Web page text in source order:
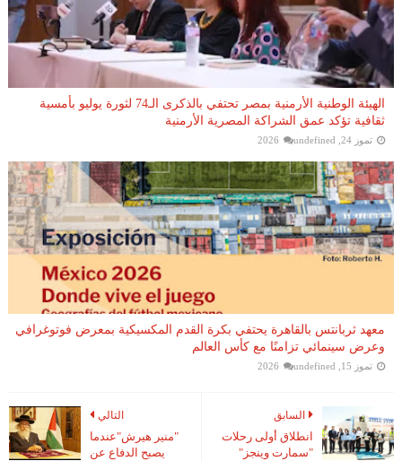
الهيئة الوطنية الأرمنية بمصر تحتفي بالذكرى الـ74 لثورة يوليو بأمسية
ثقافية تؤكد عمق الشراكة المصرية الأرمنية
تموز 24, 2026 undefined
معهد ثربانتس بالقاهرة يحتفي بكرة القدم المكسيكية بمعرض فوتوغرافي
وعرض سينمائي تزامنًا مع كأس العالم
تموز 15, 2026 undefined
التالي
"منير هيرش"عندما
يصبح الدفاع عن
السابق
انطلاق أولى رحلات
"سمارت وينجز"